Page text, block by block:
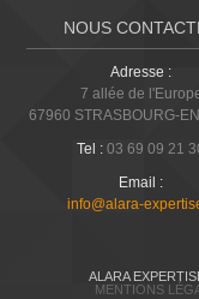
NOUS
Adresse :
7 allée de
67960 STRASBOURG-
Tel : 03 69 09 21
Email :
info@alara-
ALARA
MENTIONS